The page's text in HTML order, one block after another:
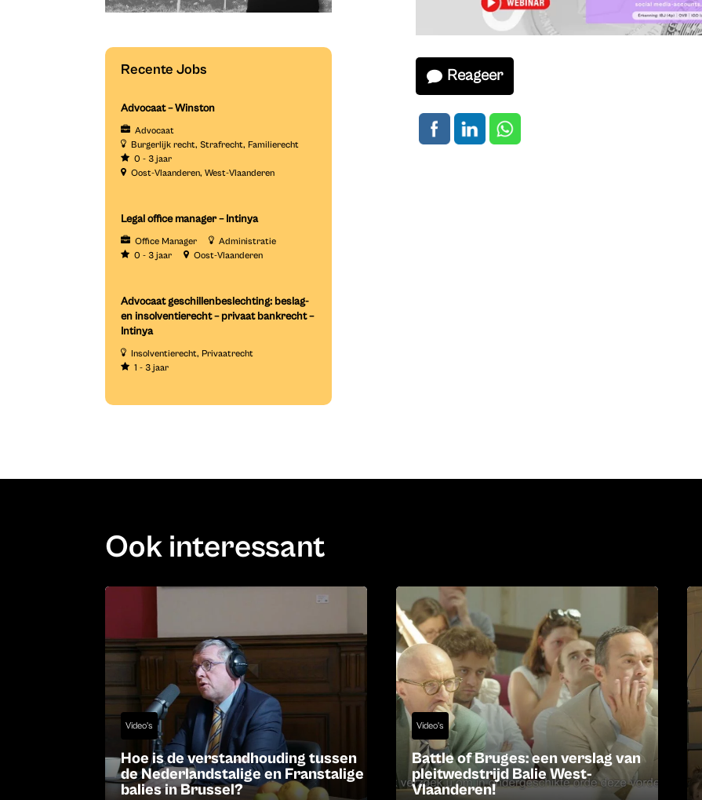
Recente Jobs
Advocaat – Winston
Advocaat
Burgerlijk recht Strafrecht Familierecht
0 - 3 jaar
Oost-Vlaanderen West-Vlaanderen
Legal office manager – Intinya
Office Manager
Administratie
0 - 3 jaar
Oost-Vlaanderen
Advocaat geschillenbeslechting: beslag-
en insolventierecht – privaat bankrecht –
Intinya
Insolventierecht Privaatrecht
1 - 3 jaar
Reageer
Ook interessant
Video's
Hoe is de verstandhouding tussen
de Nederlandstalige en Franstalige
balies in Brussel?
Video's
Battle of Bruges: een verslag van
pleitwedstrijd Balie West-
Vlaanderen!